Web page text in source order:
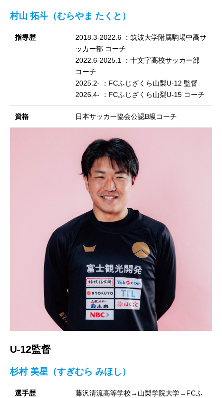
村山 拓斗（むらやま たくと）
指導歴
2018.3-2022.6 ：筑波大学附属駒場中高サ
ッカー部 コーチ
2022.6-2025.1 ：十文字高校サッカー部
コーチ
2025.2- ：FCふじざくら山梨U-12 監督
2026.4- ：FCふじざくら山梨U-15 コーチ
資格 日本サッカー協会公認B級コーチ
U-12監督
杉村 美星（すぎむら みほし）
選手歴
藤沢清流高等学校→山梨学院大学→FCふ